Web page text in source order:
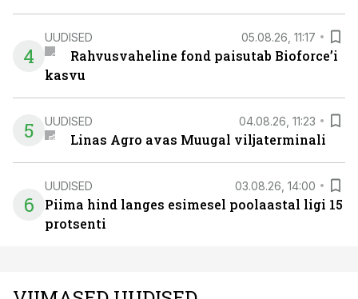
4
UUDISED 05.08.26, 11:17
Rahvusvaheline fond paisutab Bioforce’i
kasvu
5 UUDISED 04.08.26, 11:23
Linas Agro avas Muugal viljaterminali
6
UUDISED 03.08.26, 14:00
Piima hind langes esimesel poolaastal ligi 15
protsenti